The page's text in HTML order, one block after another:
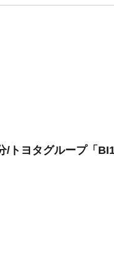
/トヨタグループ「